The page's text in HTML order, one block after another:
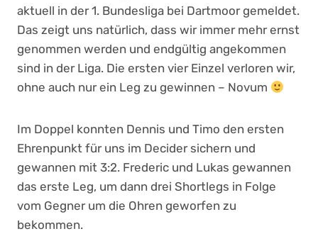
aktuell in der 1. Bundesliga bei Dartmoor gemeldet.
Das zeigt uns natürlich, dass wir immer mehr ernst
genommen werden und endgültig angekommen
sind in der Liga. Die ersten vier Einzel verloren wir,
ohne auch nur ein Leg zu gewinnen – Novum
Im Doppel konnten Dennis und Timo den ersten
Ehrenpunkt für uns im Decider sichern und
gewannen mit 3:2. Frederic und Lukas gewannen
das erste Leg, um dann drei Shortlegs in Folge
vom Gegner um die Ohren geworfen zu
bekommen.